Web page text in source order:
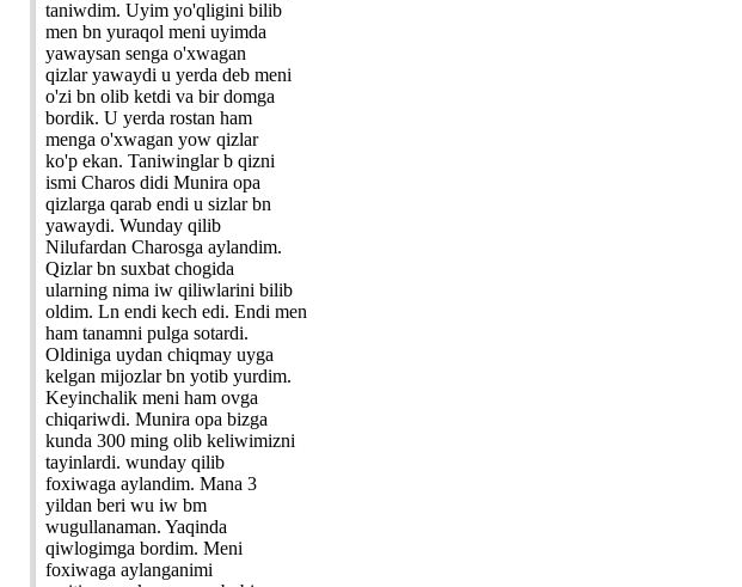
taniwdim. Uyim yo'qligini bilib
men bn yuraqol meni uyimda
yawaysan senga o'xwagan
qizlar yawaydi u yerda deb meni
o'zi bn olib ketdi va bir domga
bordik. U yerda rostan ham
menga o'xwagan yow qizlar
ko'p ekan. Taniwinglar b qizni
ismi Charos didi Munira opa
qizlarga qarab endi u sizlar bn
yawaydi. Wunday qilib
Nilufardan Charosga aylandim.
Qizlar bn suxbat chogida
ularning nima iw qiliwlarini bilib
oldim. Ln endi kech edi. Endi men
ham tanamni pulga sotardi.
Oldiniga uydan chiqmay uyga
kelgan mijozlar bn yotib yurdim.
Keyinchalik meni ham ovga
chiqariwdi. Munira opa bizga
kunda 300 ming olib keliwimizni
tayinlardi. wunday qilib
foxiwaga aylandim. Mana 3
yildan beri wu iw bm
wugullanaman. Yaqinda
qiwlogimga bordim. Meni
foxiwaga aylanganimi